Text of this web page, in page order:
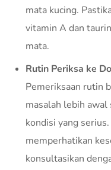
mata kucing.
vitamin A dan
mata.
Rutin Periksa ke
Pemeriksaan rutin
masalah lebih
kondisi yang
memperhatikan
konsultasikan